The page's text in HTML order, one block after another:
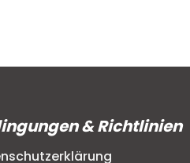
& Richtlinien